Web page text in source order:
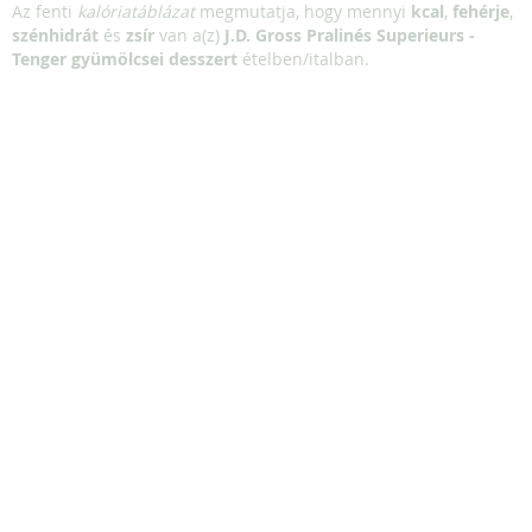
Az fenti kalóriatáblázatmegmutatja, hogy mennyi kcal, fehérje,
szénhidrát és zsír van a(z) J.D. Gross Pralinés Superieurs -
Tenger gyümölcsei desszert ételben/italban.